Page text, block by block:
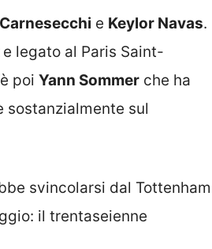
Carnesecchi e Keylor Navas.
legato al Paris Saint-
poi Yann Sommer che ha
sostanzialmente sul
svincolarsi dal Tottenham
il trentaseienne